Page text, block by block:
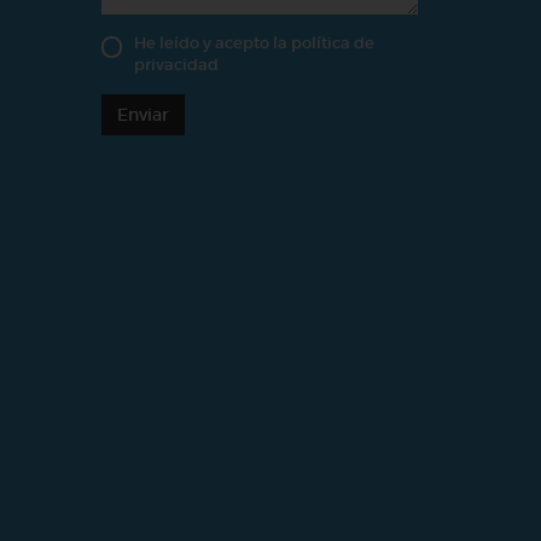
He leído y acepto la política de
privacidad
Enviar